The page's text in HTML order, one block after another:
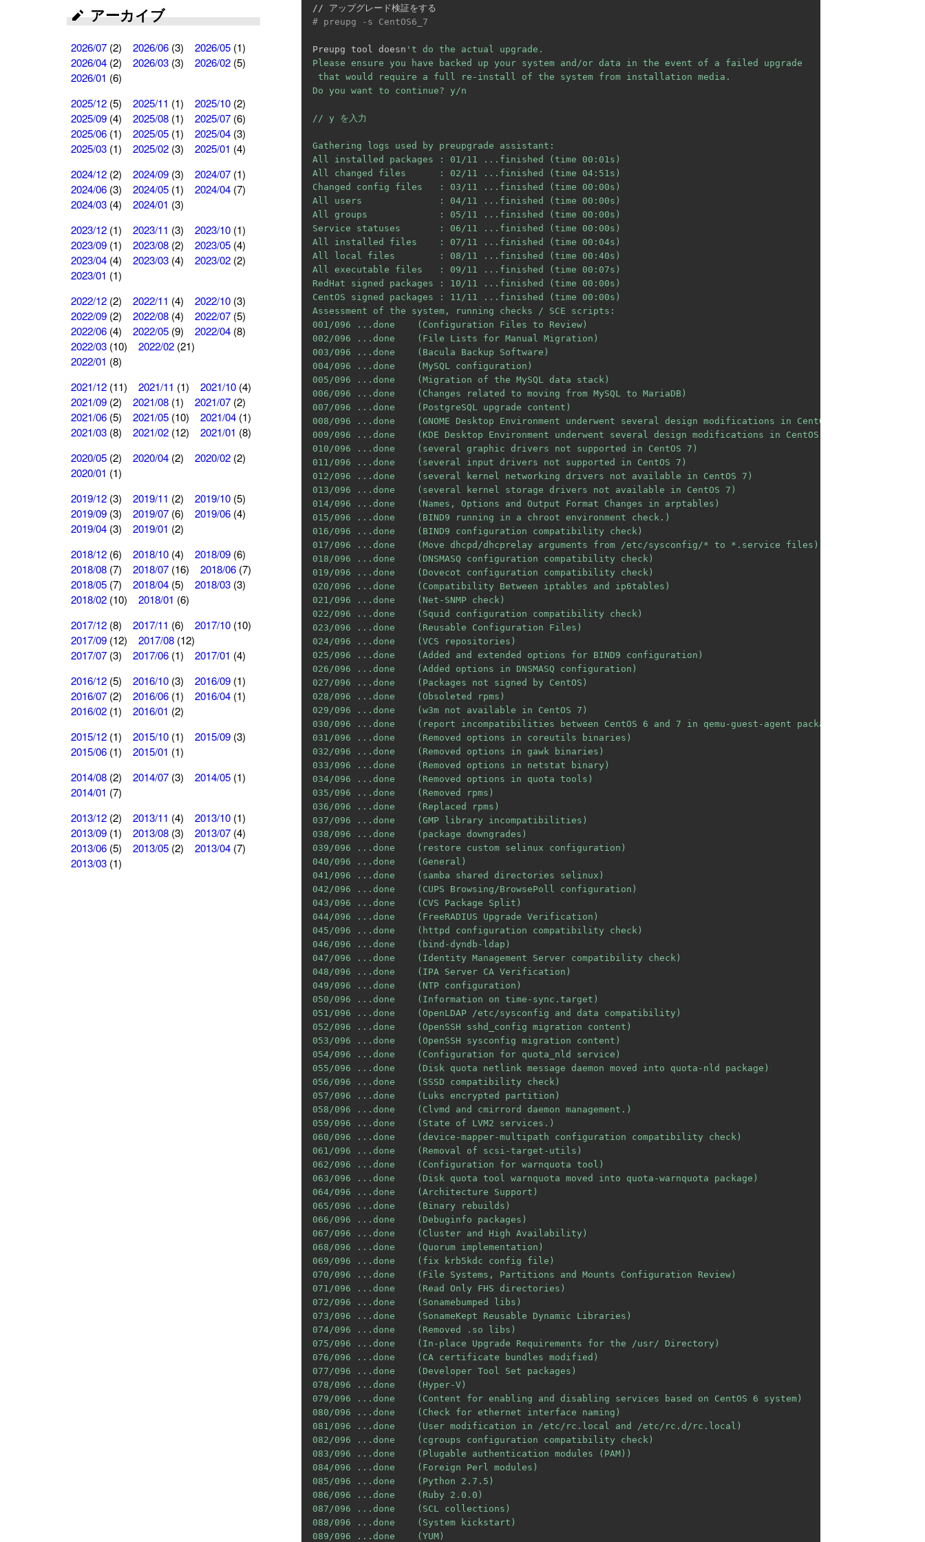
# preupg -s CentOS6_7
Preupg tool doesn 't do the actual upgrade.
Please ensure you have backed up your system and/or data in the event of a failed upgrade
that would require a full re-install of the system from installation media.
Do you want to continue? y/n
// y を入力
Gathering logs used by preupgrade assistant:
All installed packages : 01/11 ...finished (time 00:01s)
All changed files      : 02/11 ...finished (time 04:51s)
Changed config files   : 03/11 ...finished (time 00:00s)
All users              : 04/11 ...finished (time 00:00s)
All groups             : 05/11 ...finished (time 00:00s)
Service statuses       : 06/11 ...finished (time 00:00s)
All installed files    : 07/11 ...finished (time 00:04s)
All local files        : 08/11 ...finished (time 00:40s)
All executable files   : 09/11 ...finished (time 00:07s)
RedHat signed packages : 10/11 ...finished (time 00:00s)
CentOS signed packages : 11/11 ...finished (time 00:00s)
Assessment of the system, running checks / SCE scripts:
001/096 ...done    (Configuration Files to Review)
002/096 ...done    (File Lists for Manual Migration)
003/096 ...done    (Bacula Backup Software)
004/096 ...done    (MySQL configuration)
005/096 ...done    (Migration of the MySQL data stack)
006/096 ...done    (Changes related to moving from MySQL to MariaDB)
007/096 ...done    (PostgreSQL upgrade content)
008/096 ...done    (GNOME Desktop Environment underwent several design modifications in CentOS 7 release)
009/096 ...done    (KDE Desktop Environment underwent several design modifications in CentOS 7 release)
010/096 ...done    (several graphic drivers not supported in CentOS 7)
011/096 ...done    (several input drivers not supported in CentOS 7)
012/096 ...done    (several kernel networking drivers not available in CentOS 7)
013/096 ...done    (several kernel storage drivers not available in CentOS 7)
014/096 ...done    (Names, Options and Output Format Changes in arptables)
015/096 ...done    (BIND9 running in a chroot environment check.)
016/096 ...done    (BIND9 configuration compatibility check)
017/096 ...done    (Move dhcpd/dhcprelay arguments from /etc/sysconfig/* to *.service files)
018/096 ...done    (DNSMASQ configuration compatibility check)
019/096 ...done    (Dovecot configuration compatibility check)
020/096 ...done    (Compatibility Between iptables and ip6tables)
021/096 ...done    (Net-SNMP check)
022/096 ...done    (Squid configuration compatibility check)
023/096 ...done    (Reusable Configuration Files)
024/096 ...done    (VCS repositories)
025/096 ...done    (Added and extended options for BIND9 configuration)
026/096 ...done    (Added options in DNSMASQ configuration)
027/096 ...done    (Packages not signed by CentOS)
028/096 ...done    (Obsoleted rpms)
029/096 ...done    (w3m not available in CentOS 7)
030/096 ...done    (report incompatibilities between CentOS 6 and 7 in qemu-guest-agent package)
031/096 ...done    (Removed options in coreutils binaries)
032/096 ...done    (Removed options in gawk binaries)
033/096 ...done    (Removed options in netstat binary)
034/096 ...done    (Removed options in quota tools)
035/096 ...done    (Removed rpms)
036/096 ...done    (Replaced rpms)
037/096 ...done    (GMP library incompatibilities)
038/096 ...done    (package downgrades)
039/096 ...done    (restore custom selinux configuration)
040/096 ...done    (General)
041/096 ...done    (samba shared directories selinux)
042/096 ...done    (CUPS Browsing/BrowsePoll configuration)
043/096 ...done    (CVS Package Split)
044/096 ...done    (FreeRADIUS Upgrade Verification)
045/096 ...done    (httpd configuration compatibility check)
046/096 ...done    (bind-dyndb-ldap)
047/096 ...done    (Identity Management Server compatibility check)
048/096 ...done    (IPA Server CA Verification)
049/096 ...done    (NTP configuration)
050/096 ...done    (Information on time-sync.target)
051/096 ...done    (OpenLDAP /etc/sysconfig and data compatibility)
052/096 ...done    (OpenSSH sshd_config migration content)
053/096 ...done    (OpenSSH sysconfig migration content)
054/096 ...done    (Configuration for quota_nld service)
055/096 ...done    (Disk quota netlink message daemon moved into quota-nld package)
056/096 ...done    (SSSD compatibility check)
057/096 ...done    (Luks encrypted partition)
058/096 ...done    (Clvmd and cmirrord daemon management.)
059/096 ...done    (State of LVM2 services.)
060/096 ...done    (device-mapper-multipath configuration compatibility check)
061/096 ...done    (Removal of scsi-target-utils)
062/096 ...done    (Configuration for warnquota tool)
063/096 ...done    (Disk quota tool warnquota moved into quota-warnquota package)
064/096 ...done    (Architecture Support)
065/096 ...done    (Binary rebuilds)
066/096 ...done    (Debuginfo packages)
067/096 ...done    (Cluster and High Availability)
068/096 ...done    (Quorum implementation)
069/096 ...done    (fix krb5kdc config file)
070/096 ...done    (File Systems, Partitions and Mounts Configuration Review)
071/096 ...done    (Read Only FHS directories)
072/096 ...done    (Sonamebumped libs)
073/096 ...done    (SonameKept Reusable Dynamic Libraries)
074/096 ...done    (Removed .so libs)
075/096 ...done    (In-place Upgrade Requirements for the /usr/ Directory)
076/096 ...done    (CA certificate bundles modified)
077/096 ...done    (Developer Tool Set packages)
078/096 ...done    (Hyper-V)
079/096 ...done    (Content for enabling and disabling services based on CentOS 6 system)
080/096 ...done    (Check for ethernet interface naming)
081/096 ...done    (User modification in /etc/rc.local and /etc/rc.d/rc.local)
082/096 ...done    (cgroups configuration compatibility check)
083/096 ...done    (Plugable authentication modules (PAM))
084/096 ...done    (Foreign Perl modules)
085/096 ...done    (Python 2.7.5)
086/096 ...done    (Ruby 2.0.0)
087/096 ...done    (SCL collections)
088/096 ...done    (System kickstart)
089/096 ...done    (YUM)
アーカイブ
2026/07 (2) 2026/06 (3) 2026/05 (1)
2026/04 (2) 2026/03 (3) 2026/02 (5)
2026/01 (6)
2025/12 (5) 2025/11 (1) 2025/10 (2)
2025/09 (4) 2025/08 (1) 2025/07 (6)
2025/06 (1) 2025/05 (1) 2025/04 (3)
2025/03 (1) 2025/02 (3) 2025/01 (4)
2024/12 (2) 2024/09 (3) 2024/07 (1)
2024/06 (3) 2024/05 (1) 2024/04 (7)
2024/03 (4) 2024/01 (3)
2023/12 (1) 2023/11 (3) 2023/10 (1)
2023/09 (1) 2023/08 (2) 2023/05 (4)
2023/04 (4) 2023/03 (4) 2023/02 (2)
2023/01 (1)
2022/12 (2) 2022/11 (4) 2022/10 (3)
2022/09 (2) 2022/08 (4) 2022/07 (5)
2022/06 (4) 2022/05 (9) 2022/04 (8)
2022/03 (10) 2022/02 (21)
2022/01 (8)
2021/12 (11) 2021/11 (1) 2021/10 (4)
2021/09 (2) 2021/08 (1) 2021/07 (2)
2021/06 (5) 2021/05 (10) 2021/04 (1)
2021/03 (8) 2021/02 (12) 2021/01 (8)
2020/05 (2) 2020/04 (2) 2020/02 (2)
2020/01 (1)
2019/12 (3) 2019/11 (2) 2019/10 (5)
2019/09 (3) 2019/07 (6) 2019/06 (4)
2019/04 (3) 2019/01 (2)
2018/12 (6) 2018/10 (4) 2018/09 (6)
2018/08 (7) 2018/07 (16) 2018/06 (7)
2018/05 (7) 2018/04 (5) 2018/03 (3)
2018/02 (10) 2018/01 (6)
2017/12 (8) 2017/11 (6) 2017/10 (10)
2017/09 (12) 2017/08 (12)
2017/07 (3) 2017/06 (1) 2017/01 (4)
2016/12 (5) 2016/10 (3) 2016/09 (1)
2016/07 (2) 2016/06 (1) 2016/04 (1)
2016/02 (1) 2016/01 (2)
2015/12 (1) 2015/10 (1) 2015/09 (3)
2015/06 (1) 2015/01 (1)
2014/08 (2) 2014/07 (3) 2014/05 (1)
2014/01 (7)
2013/12 (2) 2013/11 (4) 2013/10 (1)
2013/09 (1) 2013/08 (3) 2013/07 (4)
2013/06 (5) 2013/05 (2) 2013/04 (7)
2013/03 (1)